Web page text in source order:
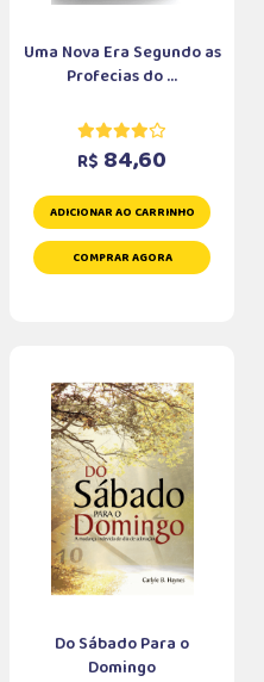
Uma Nova Era Segundo as
Profecias do ...
R$ 84,60
ADICIONAR AO CARRINHO
COMPRAR AGORA
Do Sábado Para o
Domingo